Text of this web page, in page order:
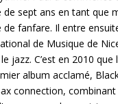
de sept ans en tant que
de fanfare. Il entre
de Musique de
jazz. C’est en 2010 que
album acclamé,
connection,